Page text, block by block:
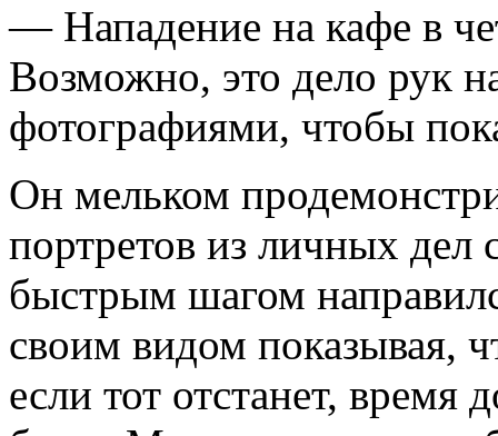
— Нападение на кафе в
Возможно, это дело рук
фотографиями, чтобы
Он мельком
портретов из личных
быстрым шагом
своим видом показывая,
если тот отстанет, время